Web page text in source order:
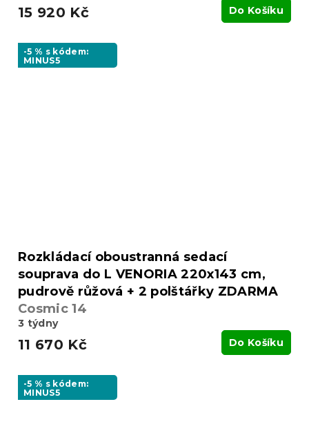
15 920 Kč Do Košíku
-5 % s kódem:
MINUS5
Rozkládací oboustranná sedací
souprava do L VENORIA 220x143 cm,
pudrově růžová + 2 polštářky ZDARMA
Cosmic 14
3 týdny
11 670 Kč Do Košíku
-5 % s kódem:
MINUS5